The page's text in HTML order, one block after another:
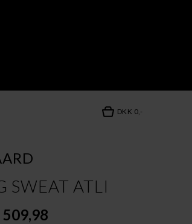
DKK 0,-
SWEAT ATLI